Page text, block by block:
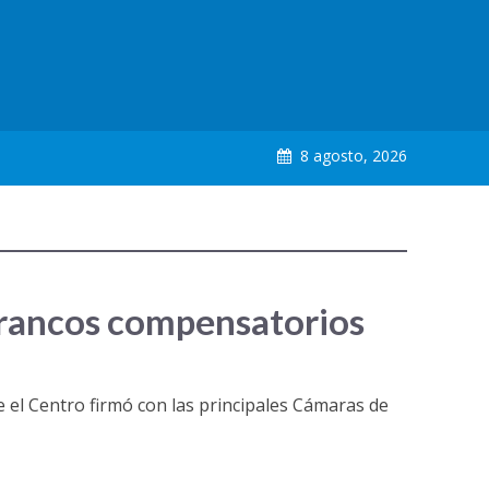
8 agosto, 2026
compensatorios
el Centro firmó con las principales Cámaras de